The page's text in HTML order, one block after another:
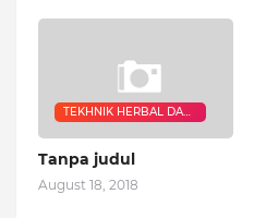
TEKHNIK HERBAL DAN
Tanpa judul
August 18, 2018